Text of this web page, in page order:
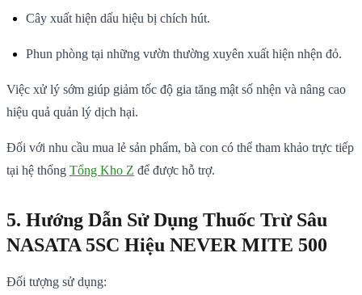
Cây xuất hiện dấu hiệu bị chích hút.
Phun phòng tại những vườn thường xuyên xuất hiện nhện đỏ.
Việc xử lý sớm giúp giảm tốc độ gia tăng mật số nhện và nâng cao
hiệu quả quản lý dịch hại.
Đối với nhu cầu mua lẻ sản phẩm, bà con có thể tham khảo trực tiếp
tại hệ thống Tổng Kho Z để được hỗ trợ.
5. Hướng Dẫn Sử Dụng Thuốc Trừ Sâu
NASATA 5SC Hiệu NEVER MITE 500
Đối tượng sử dụng: